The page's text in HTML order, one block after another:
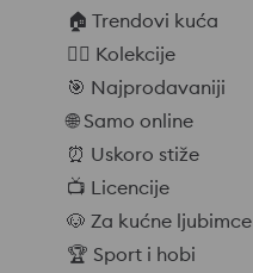
🏠 Trendovi kuća
❤️‍🔥 Kolekcije
🎯 Najprodavaniji
🌐 Samo online
⏰ Uskoro stiže
📺 Licencije
🐶 Za kućne ljubimce
🏆 Sport i hobi